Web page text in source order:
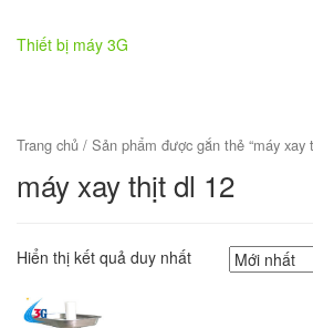
Thiết bị máy 3G
Trang chủ / Sản phẩm được gắn thẻ “máy xay
máy xay thịt dl 12
Hiển thị kết quả duy nhất